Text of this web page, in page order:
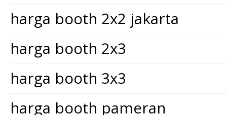
harga booth 2x2 jakarta
harga booth 2x3
harga booth 3x3
harga booth pameran